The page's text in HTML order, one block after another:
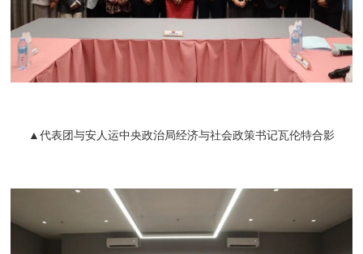
▲代表团与安人运中央政治局经济与社会政策书记瓦伦特合影